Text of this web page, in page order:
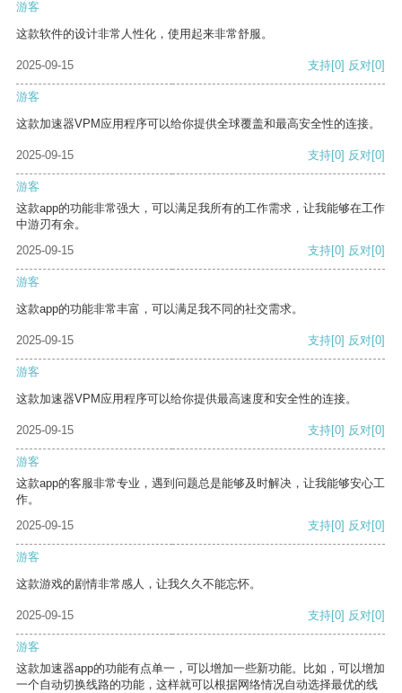
游客
这款软件的设计非常人性化，使用起来非常舒服。
2025-09-15 支持[0] 反对[0]
游客
这款加速器VPM应用程序可以给你提供全球覆盖和最高安全性的连接。
2025-09-15 支持[0] 反对[0]
游客
这款app的功能非常强大，可以满足我所有的工作需求，让我能够在工作
中游刃有余。
2025-09-15
支持[0] 反对[0]
游客
这款app的功能非常丰富，可以满足我不同的社交需求。
2025-09-15 支持[0] 反对[0]
游客
这款加速器VPM应用程序可以给你提供最高速度和安全性的连接。
2025-09-15 支持[0] 反对[0]
游客
这款app的客服非常专业，遇到问题总是能够及时解决，让我能够安心工
作。
2025-09-15
支持[0] 反对[0]
游客
这款游戏的剧情非常感人，让我久久不能忘怀。
2025-09-15 支持[0] 反对[0]
游客
这款加速器app的功能有点单一，可以增加一些新功能。比如，可以增加
一个自动切换线路的功能，这样就可以根据网络情况自动选择最优的线